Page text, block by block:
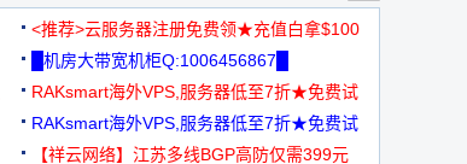
<推荐>云服务器注册免费领★充值白拿$100
█机房大带宽机柜Q:1006456867█
RAKsmart海外VPS,服务器低至7折★免费试
用★
RAKsmart海外VPS,服务器低至7折★免费试
用★
【祥云网络】江苏多线BGP高防仅需399元